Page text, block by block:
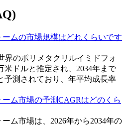
ムの市場規模はどれくらいです
界のポリメタクリルイミドフォ
米ドルと推定され、2034年まで
予測されており、年平均成長率
ム市場の予測CAGRはどのくら
ム市場は、2026年から2034年の